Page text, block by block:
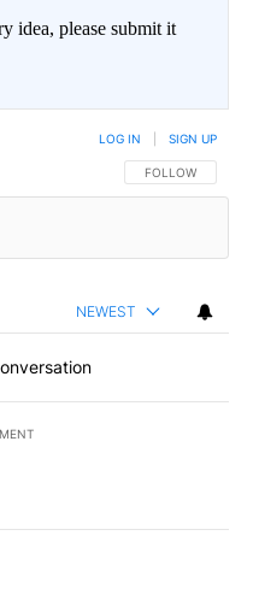
idea, please submit it
FOLLOW THIS
FOLLOW
LOG IN SIGN UP
NEWEST
articles in the last
with 7 comments.